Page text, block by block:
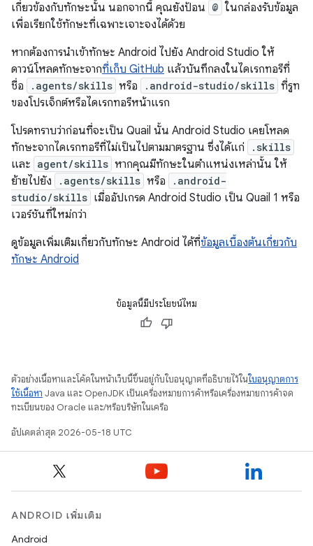
เกี่ยวข้องกับทักษะนั้น นอกจากนี้ คุณยังป้อน @ ในกล่องรับข้อมูล
เพื่อเรียกใช้ทักษะที่เฉพาะเจาะจงได้ด้วย
หากต้องการนำเข้าทักษะ Android ไปยัง Android Studio ให้
ดาวน์โหลดทักษะจากที่เก็บ GitHub แล้วบันทึกลงในไดเรกทอรีที่
ชื่อ
.agents/skills หรือ .android-studio/skills ที่รูท
ของโปรเจ็กต์หรือไดเรกทอรีหน้าแรก
โปรดทราบว่าก่อนที่จะเป็น Quail นั้น Android Studio เคยโหลด
ทักษะจากไดเรกทอรีที่ไม่เป็นไปตามมาตรฐาน ซึ่งได้แก่
.skills
และ agent/skills หากคุณมีทักษะในตำแหน่งเหล่านั้น ให้
ย้ายไปยัง
.agents/skills หรือ
.android-
studio/skills เมื่ออัปเกรด Android Studio เป็น Quail 1 หรือ
เวอร์ชันที่ใหม่กว่า
ดูข้อมูลเพิ่มเติมเกี่ยวกับทักษะ Android ได้ที่ข้อมูลเบื้องต้นเกี่ยวกับ
ทักษะ Android
ข้อมูลนี้มีประโยชน์ไหม
ตัวอย่างเนื้อหาและโค้ดในหน้าเว็บนี้ขึ้นอยู่กับใบอนุญาตที่อธิบายไว้ในใบอนุญาตการ
ใช้เนื้อหา Java และ OpenJDK เป็นเครื่องหมายการค้าหรือเครื่องหมายการค้าจด
ทะเบียนของ Oracle และ/หรือบริษัทในเครือ
อัปเดตล่าสุด 2026-05-18 UTC
ANDROID เพิ่มเติม
Android